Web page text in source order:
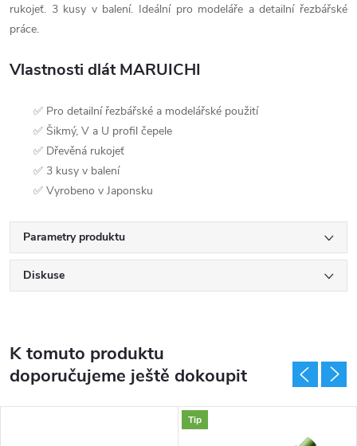
rukojeť. 3 kusy v balení. Ideální pro modeláře a detailní řezbářské
práce.
Vlastnosti dlát MARUICHI
✅ Pro detailní řezbářské a modelářské použití
✅ Šikmý, V a U profil čepele
✅ Dřevěná rukojeť
✅ 3 kusy v balení
✅ Vyrobeno v Japonsku
Parametry produktu
Diskuse
K tomuto produktu
doporučujeme ještě dokoupit
Tip